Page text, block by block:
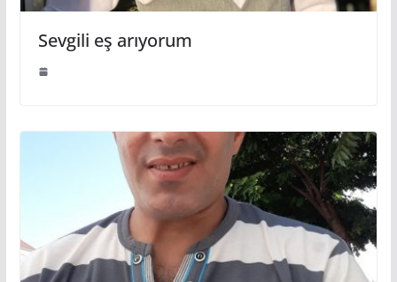
Sevgili eş arıyorum